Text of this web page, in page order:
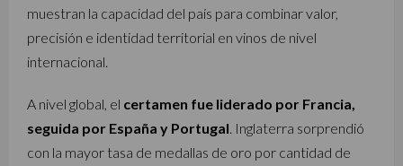
muestran la capacidad del país para combinar valor,
precisión e identidad territorial en vinos de nivel
internacional.
A nivel global, el certamen fue liderado por Francia,
seguida por España y Portugal . Inglaterra sorprendió
con la mayor tasa de medallas de oro por cantidad de